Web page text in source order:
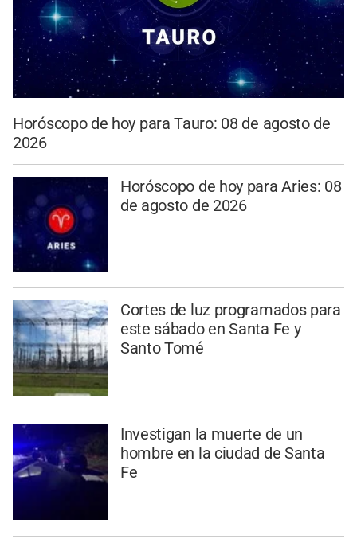
Horóscopo de hoy para Tauro: 08 de agosto de
2026
Horóscopo de hoy para Aries: 08
de agosto de 2026
Cortes de luz programados para
este sábado en Santa Fe y
Santo Tomé
Investigan la muerte de un
hombre en la ciudad de Santa
Fe